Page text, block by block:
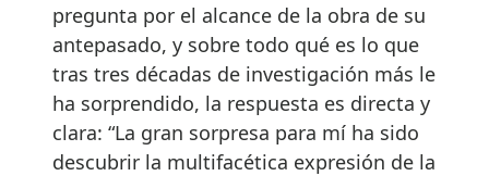
pregunta por el alcance de la obra de su
antepasado, y sobre todo qué es lo que
tras tres décadas de investigación más le
ha sorprendido, la respuesta es directa y
clara: “La gran sorpresa para mí ha sido
descubrir la multifacética expresión de la